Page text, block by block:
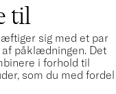
til
sig med et par
af påklædningen. Det
i forhold til
som du med fordel